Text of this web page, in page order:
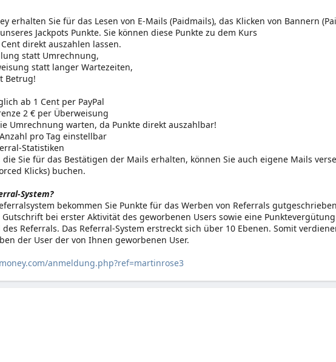
erhalten Sie für das Lesen von E-Mails (Paidmails), das Klicken von Bannern
Jackpots Punkte. Sie können diese Punkte zu dem Kurs
direkt auszahlen lassen.
statt Umrechnung,
statt langer Wartezeiten,
Betrug!
ab 1 Cent per PayPal
2 € per Überweisung
Umrechnung warten, da Punkte direkt auszahlbar!
pro Tag einstellbar
Statistiken
die Sie für das Bestätigen der Mails erhalten, können Sie auch eigene Mails
Klicks) buchen.
System?
bekommen Sie Punkte für das Werben von Referrals
bei erster Aktivität des geworbenen Users sowie eine
Referrals. Das Referral-System erstreckt sich über 10 Ebenen. Somit
der User der von Ihnen geworbenen User.
anmeldung.php?ref=martinrose3